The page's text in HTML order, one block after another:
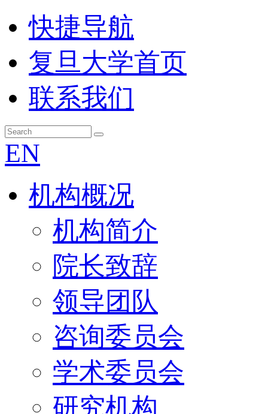
快捷导航
复旦大学首页
联系我们
EN
机构概况
机构简介
院长致辞
领导团队
咨询委员会
学术委员会
研究机构